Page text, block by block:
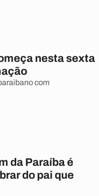
nesta sexta
com
da Paraíba é
do pai que